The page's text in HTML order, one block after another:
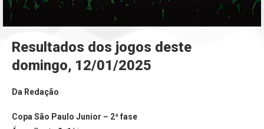
Resultados dos jogos deste
domingo, 12/01/2025
Da Redação
Copa São Paulo Junior – 2ª fase